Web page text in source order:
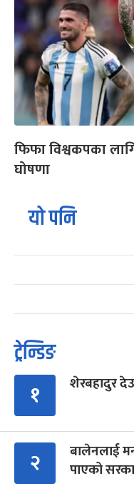
फिफा विश्वकपका
घोषणा
यो पनि
ट्रेन्डिङ
१ शेरबहादुर
२
बालेनलाई
पाएको